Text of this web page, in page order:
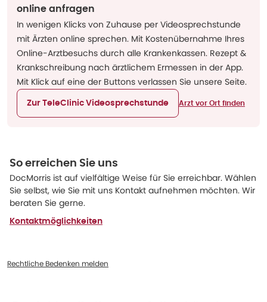
online anfragen
In wenigen Klicks von Zuhause per Videosprechstunde
mit Ärzten online sprechen. Mit Kostenübernahme Ihres
Online-Arztbesuchs durch alle Krankenkassen. Rezept &
Krankschreibung nach ärztlichem Ermessen in der App.
Mit Klick auf eine der Buttons verlassen Sie unsere Seite.
Zur TeleClinic Videosprechstunde Arzt vor Ort finden
So erreichen Sie uns
DocMorris ist auf vielfältige Weise für Sie erreichbar. Wählen
Sie selbst, wie Sie mit uns Kontakt aufnehmen möchten. Wir
beraten Sie gerne.
Kontaktmöglichkeiten
Rechtliche Bedenken melden